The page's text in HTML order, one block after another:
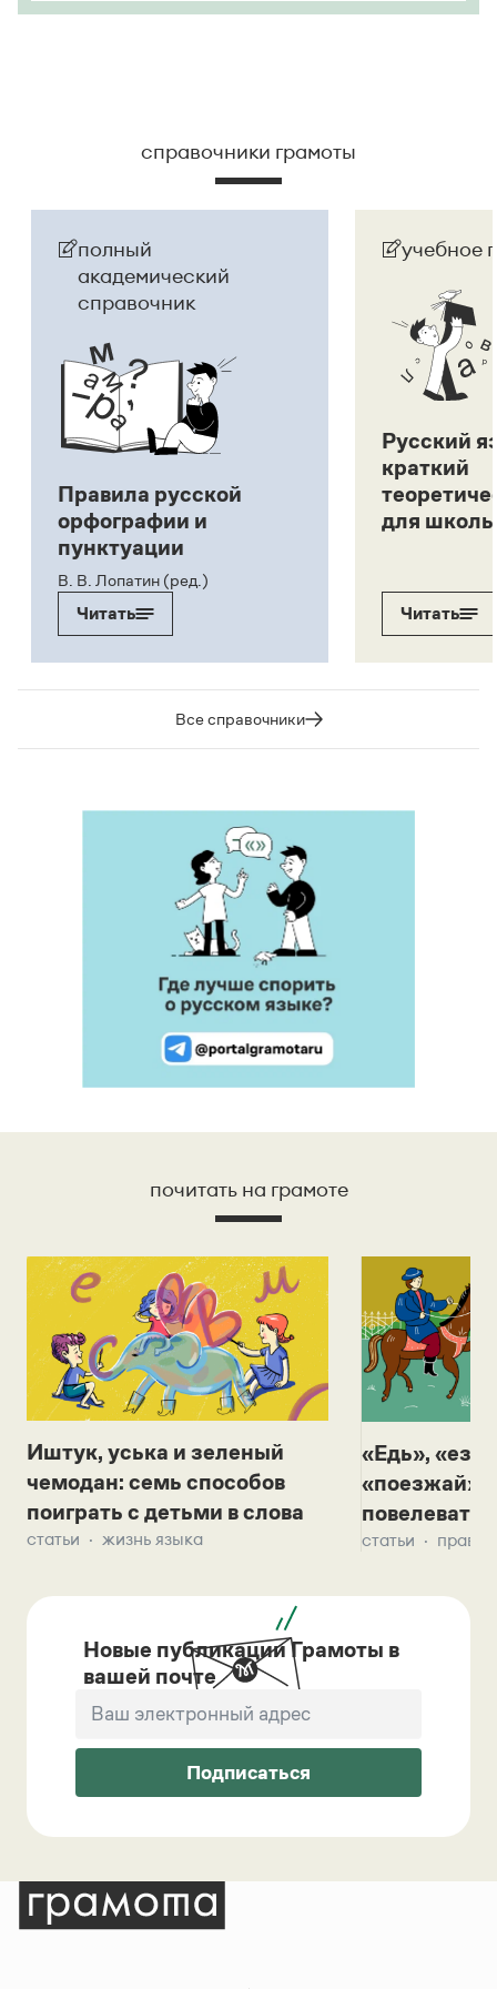
справочники грамоты
полный
академический
справочник
Правила русской
орфографии и
пунктуации
В. В. Лопатин (ред.)
Читать
учебное
Русский
краткий
для
Читать
Все справочники
почитать на грамоте
Иштук, уська и зеленый
чемодан: семь способов
поиграть с детьми в слова
статьи жизнь языка
«Едь»,
«поезжай»?
повелевать
статьи
Новые публикации Грамоты в
вашей почте
Подписаться